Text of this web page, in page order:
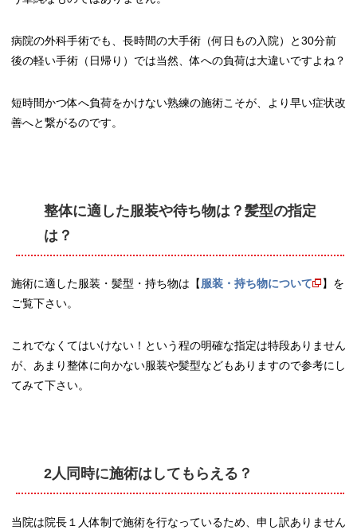
病院の外科手術でも、長時間の大手術（何日もの入院）と30分前
後の軽い手術（日帰り）では当然、体への負荷は大違いですよね？
短時間かつ体へ負荷をかけない熟練の施術こそが、より早い症状改
善へと繋がるのです。
整体に適した服装や待ち物は？髪型の指定
は？
施術に適した服装・髪型・持ち物は【服装・持ち物について
】を
ご覧下さい。
これでなくてはいけない！という程の明確な指定は特段ありません
が、あまり整体に向かない服装や髪型などもありますので参考にし
てみて下さい。
2人同時に施術はしてもらえる？
当院は院長１人体制で施術を行なっているため、申し訳ありません